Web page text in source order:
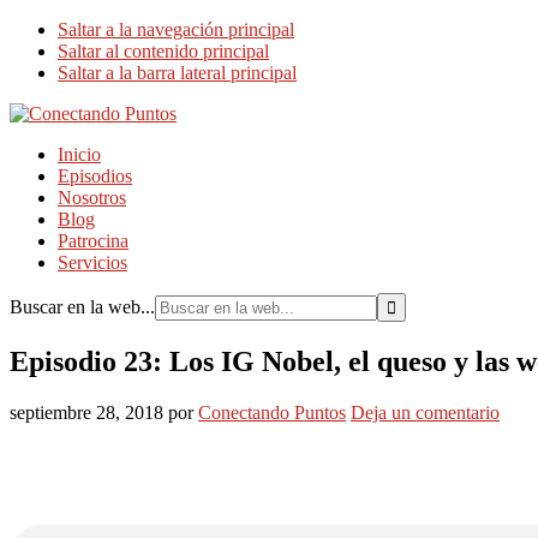
Saltar a la navegación principal
Saltar al contenido principal
Saltar a la barra lateral principal
Inicio
Episodios
Nosotros
Blog
Patrocina
Servicios
Buscar en la web...
Episodio 23: Los IG Nobel, el queso y las
septiembre 28, 2018 porConectando Puntos Deja un comentario